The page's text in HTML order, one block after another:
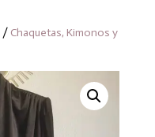
/ Chaquetas, Kimonos y